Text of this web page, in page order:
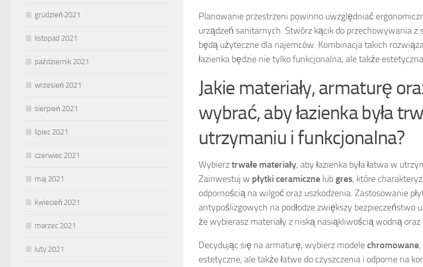
Planowanie przestrzeni powinno uwzględniać
urządzeń sanitarnych. Stwórz kącik do przechowywania z
będą użyteczne dla najemców. Kombinacja takich
łazienka będzie nie tylko funkcjonalna, ale także
Jakie materiały, armaturę
wybrać, aby łazienka była
utrzymaniu i funkcjonalna?
Wybierztrwałe materiały, aby łazienka była łatwa w
Zainwestuj w płytki ceramiczne lub gres, które
odpornością na wilgoć oraz uszkodzenia. Zastosowanie
antypoślizgowych na podłodze zwiększy bezpieczeństwo
że wybierasz materiały z niską nasiąkliwością wodną
Decydując się na armaturę, wybierz modelechromowane
estetyczne, ale także łatwe do czyszczenia i odporne na
grudzień 2021
listopad 2021
październik 2021
wrzesień 2021
sierpień 2021
lipiec 2021
czerwiec 2021
maj 2021
kwiecień 2021
marzec 2021
luty 2021